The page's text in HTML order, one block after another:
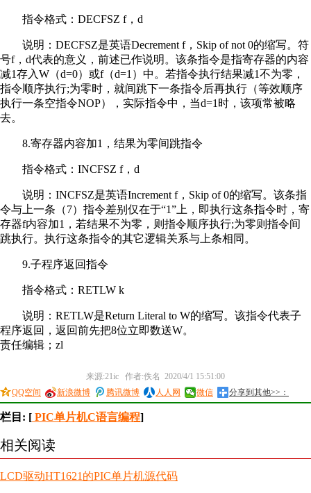
指令格式：DECFSZ f，d
说明：DECFSZ是英语Decrement f，Skip of not 0的缩写。符
号f，d代表的意义，前述已作说明。该条指令是指寄存器的内容
减1存入W（d=0）或f（d=1）中。若指令执行结果减1不为零，
指令顺序执行;为零时，就间跳下一条指令后再执行（等效顺序
执行一条空指令NOP），实际指令中，当d=1时，该项常被略
去。
8.寄存器内容加1，结果为零间跳指令
指令格式：INCFSZ f，d
说明：INCFSZ是英语Increment f，Skip of 0的缩写。该条指
令与上一条（7）指令差别仅在于“1”上，即执行这条指令时，寄
存器f内容加1，若结果不为零，则指令顺序执行;为零则指令间
跳执行。执行这条指令的其它逻辑关系与上条相同。
9.子程序返回指令
指令格式：RETLW k
说明：RETLW是Return Literal to W的缩写。该指令代表子
程序返回，返回前先把8位立即数送W。
责任编辑；zl
来源:21ic 作者:佚名 2020/4/1 15:51:00
QQ空间
新浪微博 腾讯微博 人人网 微信 分享到其他>>：
栏目: [ PIC单片机C语言编程]
相关阅读
LCD驱动HT1621的PIC单片机源代码